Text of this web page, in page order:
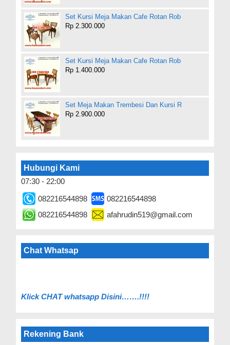
Set Kursi Meja Makan Cafe Rotan Rob
Rp 2.300.000
Set Kursi Meja Makan Cafe Rotan Rob
Rp 1.400.000
Set Meja Makan Trembesi Dan Kursi R
Rp 2.900.000
Hubungi Kami
07:30 - 22:00
082216544898
082216544898
082216544898
afahrudin519@gmail.com
Chat Whatsap
Klick CHAT whatsapp Disini…….!!!!
Rekening Bank